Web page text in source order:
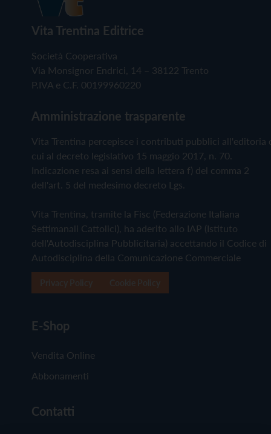
Vita Trentina Editrice
Società Cooperativa
Via Monsignor Endrici, 14 – 38122 Trento
P.IVA e C.F. 00199960220
Amministrazione trasparente
Vita Trentina percepisce i contributi pubblici all'editoria
cui al decreto legislativo 15 maggio 2017, n. 70.
Indicazione resa ai sensi della lettera f) del comma 2
dell'art. 5 del medesimo decreto Lgs.
Vita Trentina, tramite la Fisc (Federazione Italiana
Settimanali Cattolici), ha aderito allo IAP (Istituto
dell'Autodisciplina Pubblicitaria) accettando il Codice di
Autodisciplina della Comunicazione Commerciale
E-Shop
Vendita Online
Abbonamenti
Contatti